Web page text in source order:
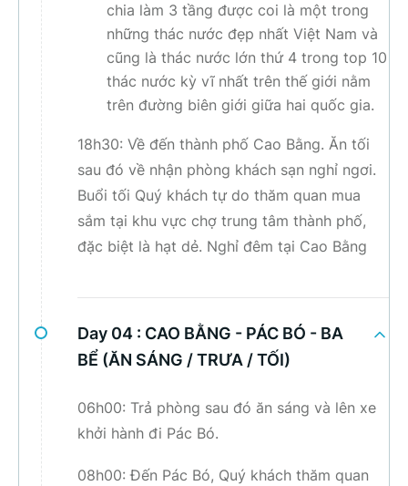
chia làm 3 tầng được coi là một trong
những thác nước đẹp nhất Việt Nam và
cũng là thác nước lớn thứ 4 trong top 10
thác nước kỳ vĩ nhất trên thế giới nằm
trên đường biên giới giữa hai quốc gia.
18h30: Về đến thành phố Cao Bằng. Ăn tối
sau đó về nhận phòng khách sạn nghỉ ngơi.
Buổi tối Quý khách tự do thăm quan mua
sắm tại khu vực chợ trung tâm thành phố,
đặc biệt là hạt dẻ. Nghỉ đêm tại Cao Bằng
Day 04 : CAO BẰNG - PÁC BÓ - BA
BỂ (ĂN SÁNG / TRƯA / TỐI)
06h00: Trả phòng sau đó ăn sáng và lên xe
khởi hành đi Pác Bó.
08h00: Đến Pác Bó, Quý khách thăm quan